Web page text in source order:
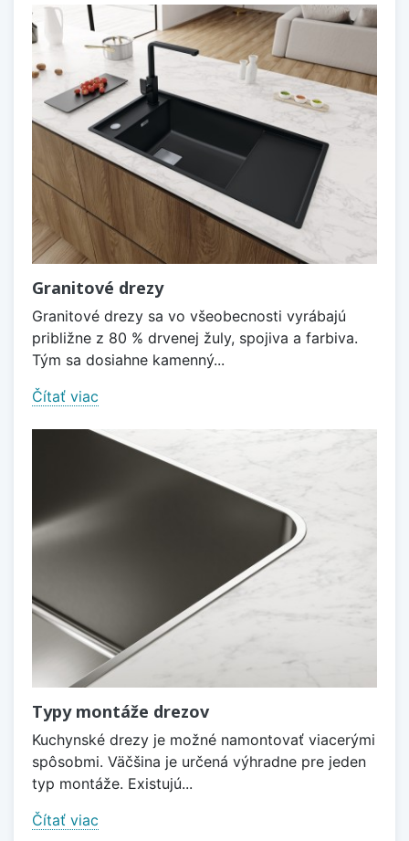
Granitové drezy
Granitové drezy sa vo všeobecnosti vyrábajú
približne z 80 % drvenej žuly, spojiva a farbiva.
Tým sa dosiahne kamenný...
Čítať viac
Typy montáže drezov
Kuchynské drezy je možné namontovať viacerými
spôsobmi. Väčšina je určená výhradne pre jeden
typ montáže. Existujú...
Čítať viac